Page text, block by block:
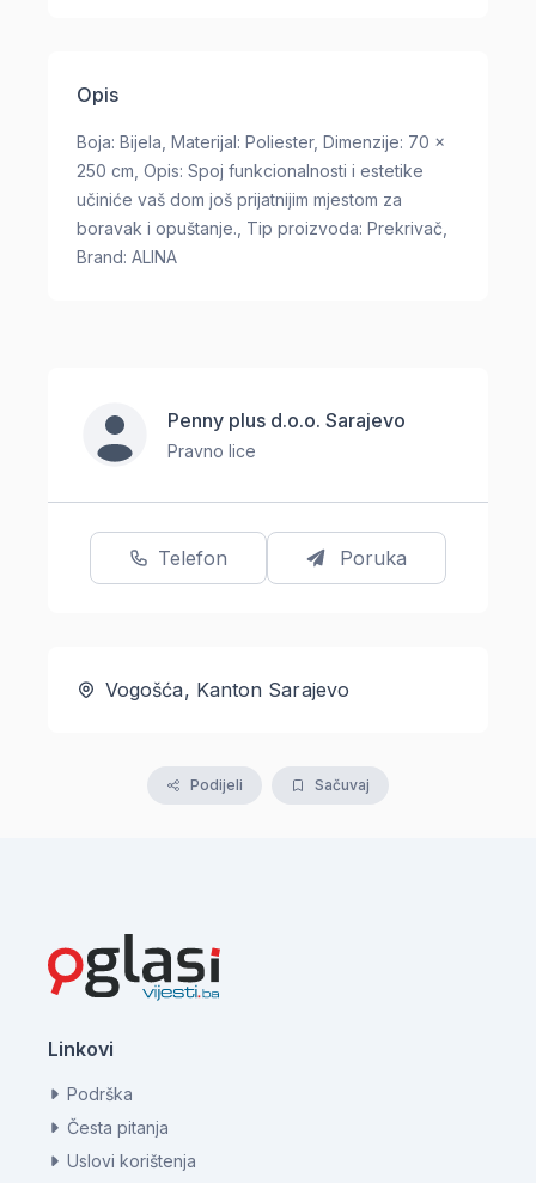
Opis
Boja: Bijela, Materijal: Poliester, Dimenzije: 70 x
250 cm, Opis: Spoj funkcionalnosti i estetike
učiniće vaš dom još prijatnijim mjestom za
boravak i opuštanje., Tip proizvoda: Prekrivač,
Brand: ALINA
Penny plus d.o.o. Sarajevo
Pravno lice
Telefon Poruka
Vogošća, Kanton Sarajevo
Podijeli Sačuvaj
Linkovi
Podrška
Česta pitanja
Uslovi korištenja